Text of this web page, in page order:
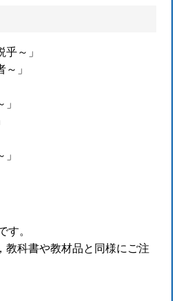
乎～」
～」
す。
教科書や教材品と同様にご注